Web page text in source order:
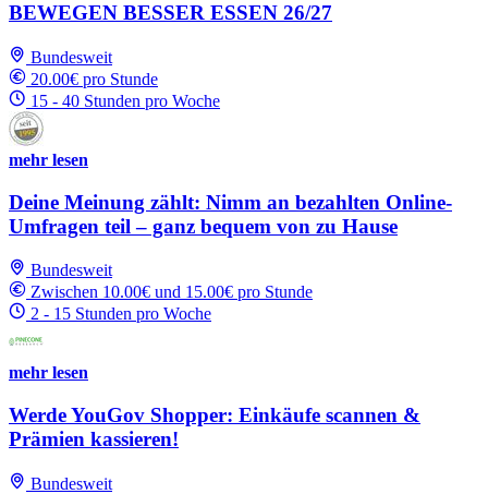
BEWEGEN BESSER ESSEN 26/27
Bundesweit
20.00€ pro Stunde
15 - 40 Stunden pro Woche
mehr lesen
Deine Meinung zählt: Nimm an bezahlten Online-
Umfragen teil – ganz bequem von zu Hause
Bundesweit
Zwischen 10.00€ und 15.00€ pro Stunde
2 - 15 Stunden pro Woche
mehr lesen
Werde YouGov Shopper: Einkäufe scannen &
Prämien kassieren!
Bundesweit